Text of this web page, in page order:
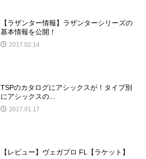
【ラザンター情報】ラザンターシリーズの
基本情報を公開！
2017.02.14
TSPのカタログにアシックスが！タイプ別
にアシックスの...
2017.01.17
【レビュー】ヴェガプロ FL【ラケット】